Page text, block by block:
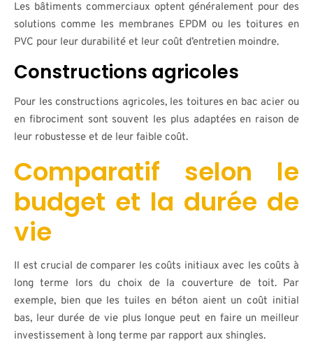
Les bâtiments commerciaux optent généralement pour des
solutions comme les membranes EPDM ou les toitures en
PVC pour leur durabilité et leur coût d’entretien moindre.
Constructions agricoles
Pour les constructions agricoles, les toitures en bac acier ou
en fibrociment sont souvent les plus adaptées en raison de
leur robustesse et de leur faible coût.
Comparatif selon le
budget et la durée de
vie
Il est crucial de comparer les coûts initiaux avec les coûts à
long terme lors du choix de la couverture de toit. Par
exemple, bien que les tuiles en béton aient un coût initial
bas, leur durée de vie plus longue peut en faire un meilleur
investissement à long terme par rapport aux shingles.